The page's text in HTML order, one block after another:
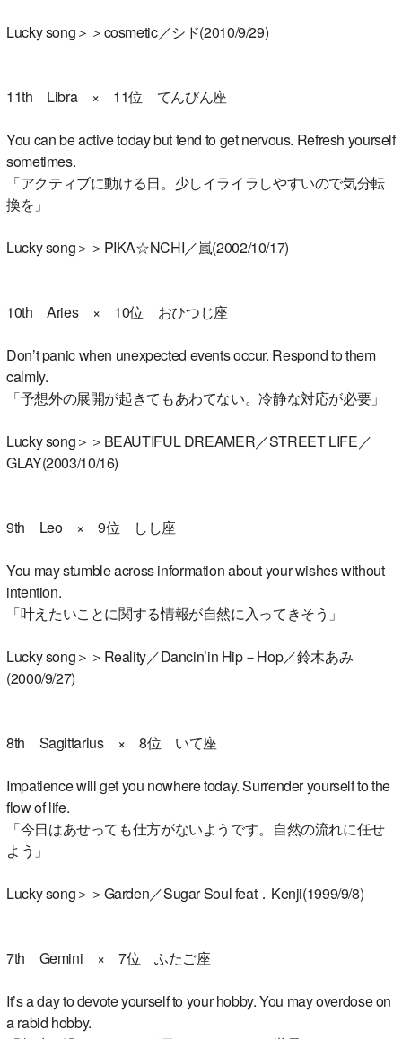
Lucky song＞＞cosmetic／シド(2010/9/29)
11th Libra × 11位 てんびん座
You can be active today but tend to get nervous. Refresh yourself
sometimes.
「アクティブに動ける日。少しイライラしやすいので気分転
換を」
Lucky song＞＞PIKA☆NCHI／嵐(2002/10/17)
10th Aries × 10位 おひつじ座
Don’t panic when unexpected events occur. Respond to them
calmly.
「予想外の展開が起きてもあわてない。冷静な対応が必要」
Lucky song＞＞BEAUTIFUL DREAMER／STREET LIFE／
GLAY(2003/10/16)
9th Leo × 9位 しし座
You may stumble across information about your wishes without
intention.
「叶えたいことに関する情報が自然に入ってきそう」
Lucky song＞＞Reality／Dancin’in Hip－Hop／鈴木あみ
(2000/9/27)
8th Sagittarius × 8位 いて座
Impatience will get you nowhere today. Surrender yourself to the
flow of life.
「今日はあせっても仕方がないようです。自然の流れに任せ
よう」
Lucky song＞＞Garden／Sugar Soul feat．Kenji(1999/9/8)
7th Gemini × 7位 ふたご座
It’s a day to devote yourself to your hobby. You may overdose on
a rabid hobby.